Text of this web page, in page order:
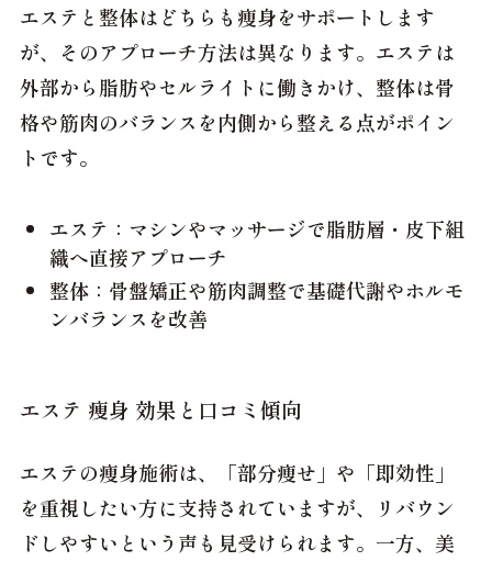
エステと整体はどちらも痩身をサポートします
が、そのアプローチ方法は異なります。エステは
外部から脂肪やセルライトに働きかけ、整体は骨
格や筋肉のバランスを内側から整える点がポイン
トです。
エステ：マシンやマッサージで脂肪層・皮下組
織へ直接アプローチ
整体：骨盤矯正や筋肉調整で基礎代謝やホルモ
ンバランスを改善
エステ 痩身 効果と口コミ傾向
エステの痩身施術は、「部分痩せ」や「即効性」
を重視したい方に支持されていますが、リバウン
ドしやすいという声も見受けられます。一方、美